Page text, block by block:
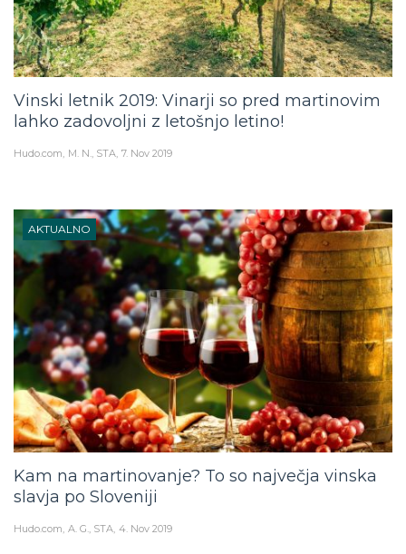
Vinski letnik 2019: Vinarji so pred martinovim
lahko zadovoljni z letošnjo letino!
Hudo.com M. N., STA 7. Nov 2019
AKTUALNO
Kam na martinovanje? To so največja vinska
slavja po Sloveniji
Hudo.com A. G., STA 4. Nov 2019